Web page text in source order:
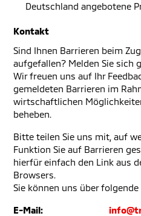
Deutschland angebotene
Kontakt
Sind Ihnen Barrieren beim
aufgefallen? Melden Sie sich
Wir freuen uns auf Ihr
gemeldeten Barrieren im
wirtschaftlichen
beheben.
Bitte teilen Sie uns mit, auf
Funktion Sie auf Barrieren
hierfür einfach den Link aus
Browsers.
Sie können uns über
E-Mail: